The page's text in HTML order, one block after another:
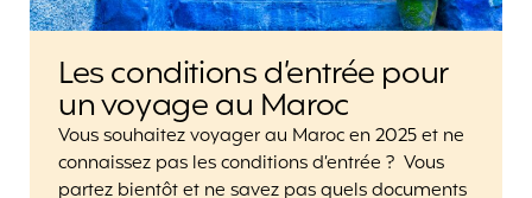
Les conditions d’entrée pour
un voyage au Maroc
Vous souhaitez voyager au Maroc en 2025 et ne
connaissez pas les conditions d’entrée ? Vous
partez bientôt et ne savez pas quels documents